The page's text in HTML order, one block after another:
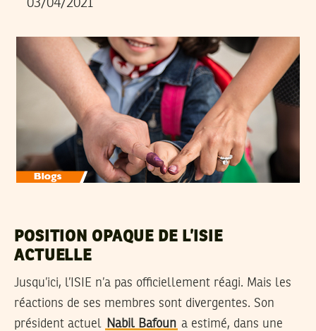
03/04/2021
POSITION OPAQUE DE L’ISIE
ACTUELLE
Jusqu’ici, l’ISIE n’a pas officiellement réagi. Mais les
réactions de ses membres sont divergentes. Son
président actuel Nabil Bafoun a estimé, dans une